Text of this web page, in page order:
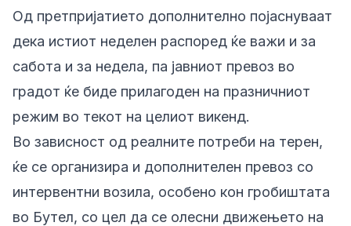
Од претпријатието дополнително појаснуваат
дека истиот неделен распоред ќе важи и за
сабота и за недела, па јавниот превоз во
градот ќе биде прилагоден на празничниот
режим во текот на целиот викенд.
Во зависност од реалните потреби на терен,
ќе се организира и дополнителен превоз со
интервентни возила, особено кон гробиштата
во Бутел, со цел да се олесни движењето на